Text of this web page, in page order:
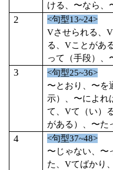
ける、〜なら、
2 <句型13~24>
Vさせられる、 V
る、 Vことがあ
って（手段）、
3 <句型25~36>
〜とおり、〜を
示）、〜によれ
て、 Vて（い）る
がある）、〜た
4 <句型37~48>
〜じゃない、〜
た、 Vてばかり